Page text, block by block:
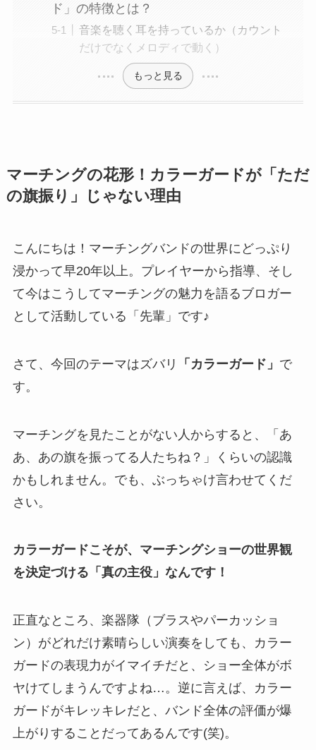
ド」の特徴とは？
音楽を聴く耳を持っているか（カウント
だけでなくメロディで動く）
もっと見る
マーチングの花形！カラーガードが「ただ
の旗振り」じゃない理由
こんにちは！マーチングバンドの世界にどっぷり
浸かって早20年以上。プレイヤーから指導、そし
て今はこうしてマーチングの魅力を語るブロガー
として活動している「先輩」です♪
さて、今回のテーマはズバリ 「カラーガード」 で
す。
マーチングを見たことがない人からすると、「あ
あ、あの旗を振ってる人たちね？」くらいの認識
かもしれません。でも、ぶっちゃけ言わせてくだ
さい。
カラーガードこそが、マーチングショーの世界観
を決定づける「真の主役」なんです！
正直なところ、楽器隊（ブラスやパーカッショ
ン）がどれだけ素晴らしい演奏をしても、カラー
ガードの表現力がイマイチだと、ショー全体がボ
ヤけてしまうんですよね…。逆に言えば、カラー
ガードがキレッキレだと、バンド全体の評価が爆
上がりすることだってあるんです(笑)。